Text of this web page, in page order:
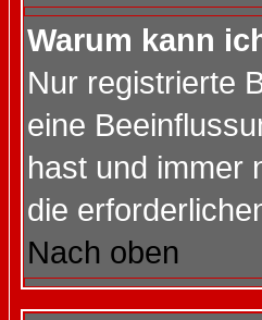
Warum kann
Nur registrierte
eine
hast und immer
die
Nach oben